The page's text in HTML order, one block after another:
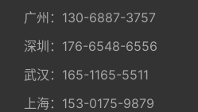
广州： 130-6887-3757
深圳： 176-6548-6556
武汉： 165-1165-5511
上海： 153-0175-9879